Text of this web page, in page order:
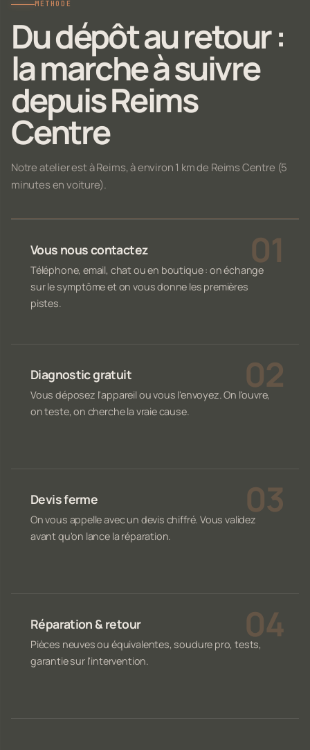
MÉTHODE
Du dépôt au retour :
la marche à suivre
depuis Reims
Centre
Notre atelier est à Reims, à environ 1 km de Reims Centre (5
minutes en voiture).
Vous nous contactez
Téléphone, email, chat ou en boutique : on échange
sur le symptôme et on vous donne les premières
pistes.
Diagnostic gratuit
Vous déposez l'appareil ou vous l'envoyez. On l'ouvre,
on teste, on cherche la vraie cause.
Devis ferme
On vous appelle avec un devis chiffré. Vous validez
avant qu'on lance la réparation.
Réparation & retour
Pièces neuves ou équivalentes, soudure pro, tests,
garantie sur l'intervention.